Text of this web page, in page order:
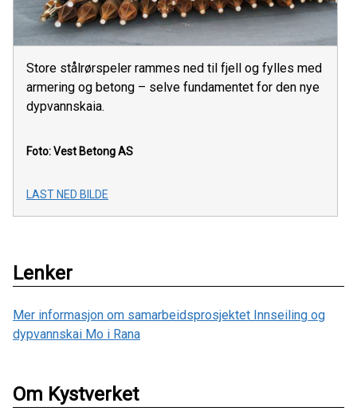
Store stålrørspeler rammes ned til fjell og fylles med
armering og betong – selve fundamentet for den nye
dypvannskaia.
Foto: Vest Betong AS
LAST NED BILDE
Lenker
Mer informasjon om samarbeidsprosjektet Innseiling og
dypvannskai Mo i Rana
Om Kystverket